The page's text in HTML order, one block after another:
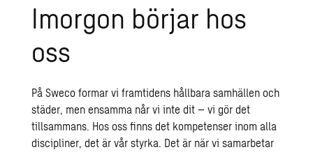
Imor­gon bör­jar hos
oss
På Sweco formar vi framtidens hållbara samhällen och
städer, men ensamma når vi inte dit – vi gör det
tillsammans. Hos oss finns det kompetenser inom alla
discipliner, det är vår styrka. Det är när vi samarbetar